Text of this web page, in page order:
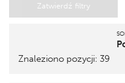
Zatwierdź filtry
Znaleziono pozycji: 39